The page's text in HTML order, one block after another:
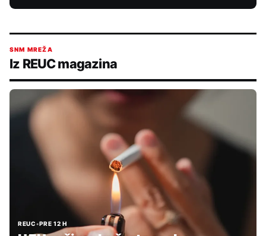
SNM MREŽA
Iz REUC magazina
REUC•PRE 12 H